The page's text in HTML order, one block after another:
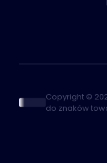
Copyright ©
do znaków